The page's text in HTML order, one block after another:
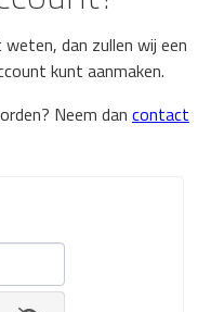
dan zullen wij een
kunt aanmaken.
Neem dan contact